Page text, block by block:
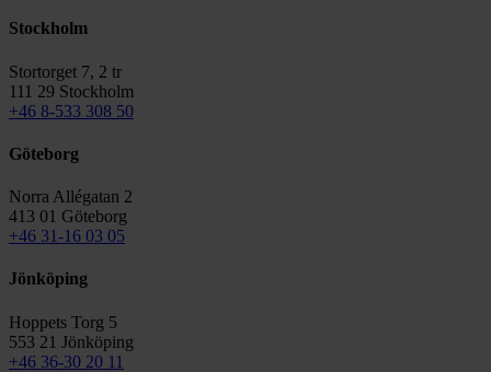
Stockholm
Stortorget 7, 2 tr
111 29 Stockholm
+46 8-533 308 50
Göteborg
Norra Allégatan 2
413 01 Göteborg
+46 31-16 03 05
Jönköping
Hoppets Torg 5
553 21 Jönköping
+46 36-30 20 11